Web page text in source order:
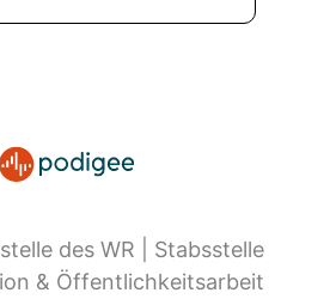
des WR | Stabsstelle
& Öffentlichkeitsarbeit